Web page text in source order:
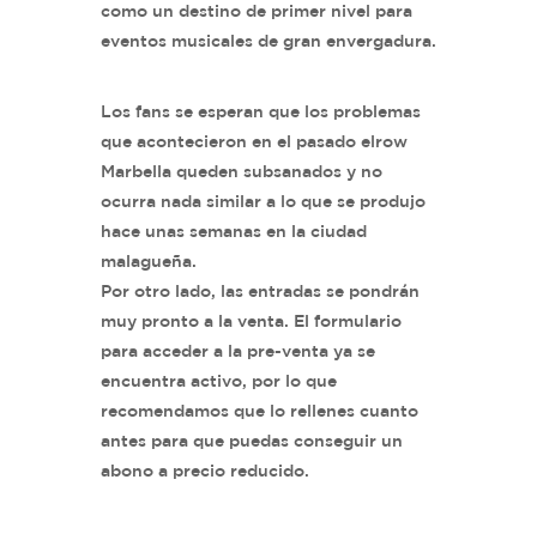
como un destino de primer nivel para
eventos musicales de gran envergadura.
Los fans se esperan que los problemas
que acontecieron en el pasado elrow
Marbella queden subsanados y no
ocurra nada similar a lo que se produjo
hace unas semanas en la ciudad
malagueña.
Por otro lado, las entradas se pondrán
muy pronto a la venta. El formulario
para acceder a la pre-venta ya se
encuentra activo, por lo que
recomendamos que lo rellenes cuanto
antes para que puedas conseguir un
abono a precio reducido.